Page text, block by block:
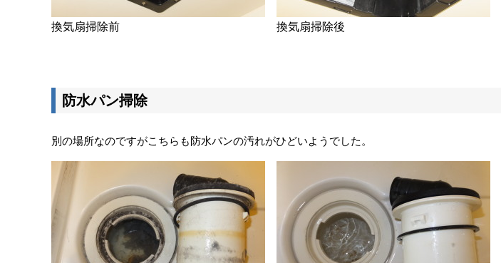
換気扇掃除前 換気扇掃除後
防水パン掃除
別の場所なのですがこちらも防水パンの汚れがひどいようでした。